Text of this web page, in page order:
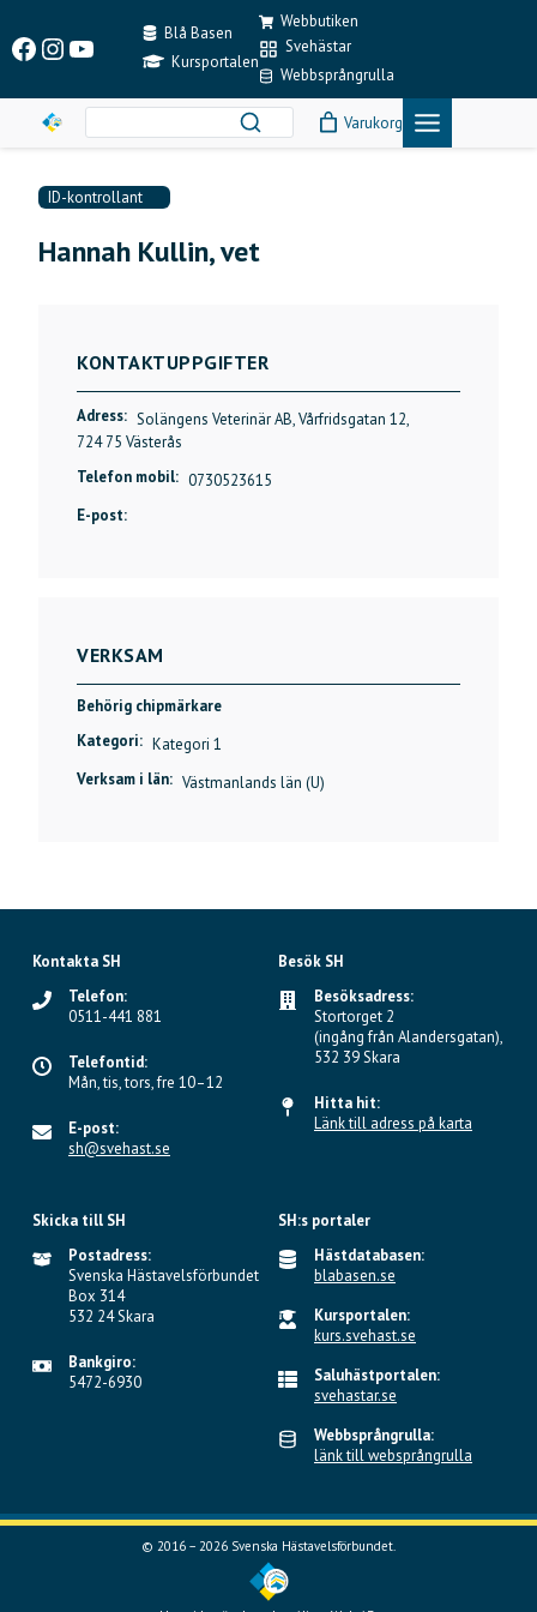
content
Facebook
Instagram
YouTubeBlå Basen
Kursportalen
Webbutiken
Svehästar
Webbsprångrulla
Varukorg
ID-kontrollant
Hannah Kullin, vet
KONTAKTUPPGIFTER
Adress: Solängens Veterinär AB, Vårfridsgatan 12,
724 75 Västerås
Telefon mobil: 0730523615
E-post:
VERKSAM
Behörig chipmärkare
Kategori: Kategori 1
Verksam i län: Västmanlands län (U)
Kontakta SH
Telefon:
0511-441 881
Telefontid:
Mån, tis, tors, fre 10–12
E-post:
sh@svehast.se
Besök SH
Besöksadress:
Stortorget 2
(ingång från Alandersgatan),
532 39 Skara
Hitta hit:
Länk till adress på karta
Skicka till SH
Postadress:
Svenska Hästavelsförbundet
Box 314
532 24 Skara
Bankgiro:
5472-6930
SH:s portaler
Hästdatabasen:
blabasen.se
Kursportalen:
kurs.svehast.se
Saluhästportalen:
svehastar.se
Webbsprångrulla:
länk till websprångrulla
© 2016 – 2026 Svenska Hästavelsförbundet.